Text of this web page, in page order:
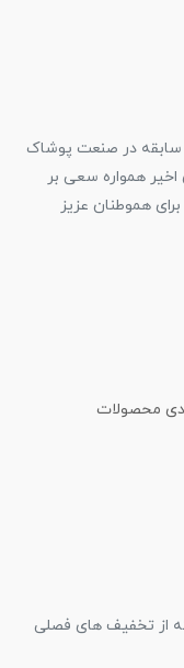
شاین با بیش از ۲۰ سال سابقه در صنعت پوشاک
همواره سعی بر
هموطنان عزیز
محصولات
از تخفیف های فصلی